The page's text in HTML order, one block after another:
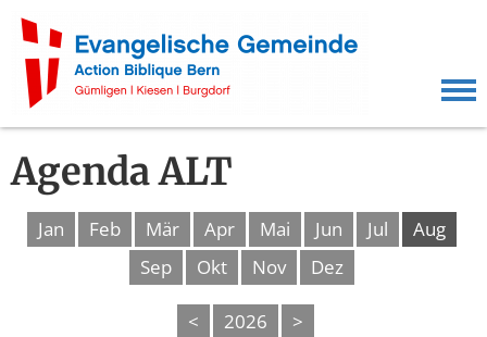
Agenda ALT
Jan Feb Mär Apr Mai Jun Jul
Aug
Sep
Okt Nov Dez
< 2026 >